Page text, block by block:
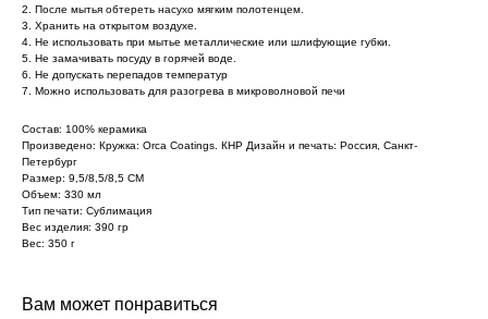
2. После мытья обтереть насухо мягким полотенцем.
3. Хранить на открытом воздухе.
4. Не использовать при мытье металлические или шлифующие губки.
5. Не замачивать посуду в горячей воде.
6. Не допускать перепадов температур
7. Можно использовать для разогрева в микроволновой печи
Состав: 100% керамика
Произведено: Кружка: Orca Coatings. КНР Дизайн и печать: Россия, Санкт-
Петербург
Размер: 9,5/8,5/8,5 СМ
Объем: 330 мл
Тип печати: Сублимация
Вес изделия: 390 гр
Вес: 350 г
Вам может понравиться